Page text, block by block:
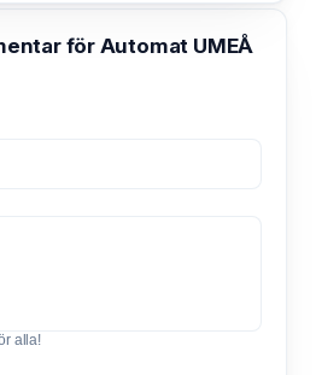
för Automat UMEÅ
alla!